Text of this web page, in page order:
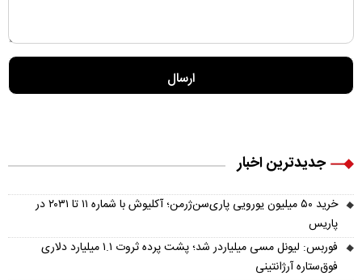
جدیدترین اخبار
خرید ۵۰ میلیون یورویی پاری‌سن‌ژرمن؛ آکلیوش با شماره ۱۱ تا ۲۰۳۱ در
پاریس
فوربس: لیونل مسی میلیاردر شد؛ پشت پرده ثروت ۱.۱ میلیارد دلاری
فوق‌ستاره آرژانتینی